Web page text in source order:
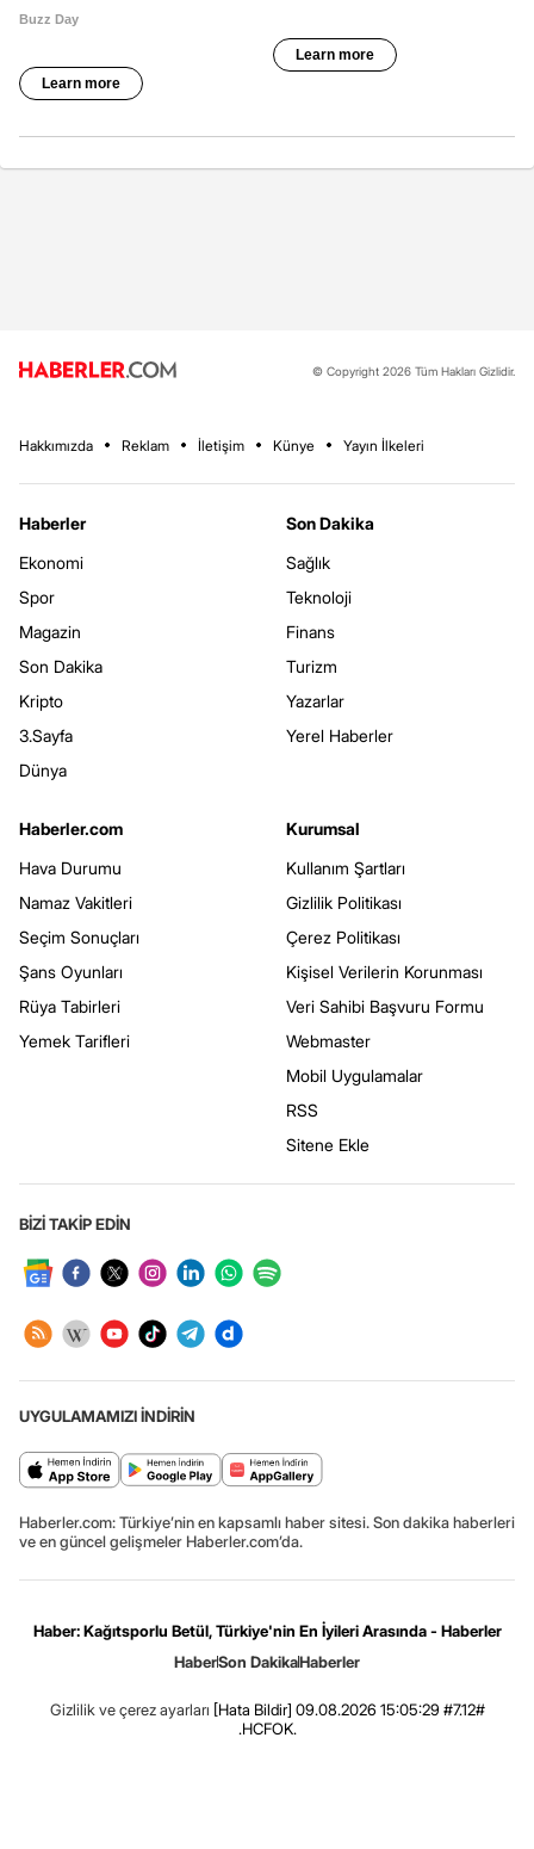
© Copyright 2026 Tüm Hakları Gizlidir.
Hakkımızda Reklam İletişim Künye Yayın İlkeleri
Haberler
Ekonomi
Spor
Magazin
Son Dakika
Kripto
3.Sayfa
Dünya
Son Dakika
Sağlık
Teknoloji
Finans
Turizm
Yazarlar
Yerel Haberler
Haberler.com
Hava Durumu
Namaz Vakitleri
Seçim Sonuçları
Şans Oyunları
Rüya Tabirleri
Yemek Tarifleri
Kurumsal
Kullanım Şartları
Gizlilik Politikası
Çerez Politikası
Kişisel Verilerin Korunması
Veri Sahibi Başvuru Formu
Webmaster
Mobil Uygulamalar
RSS
Sitene Ekle
BİZİ TAKİP EDİN
UYGULAMAMIZI İNDİRİN
Haberler.com: Türkiye’nin en kapsamlı haber sitesi. Son dakika haberleri
ve en güncel gelişmeler Haberler.com’da.
Haber: Kağıtsporlu Betül, Türkiye'nin En İyileri Arasında - Haberler
HaberSon DakikaHaberler
Gizlilik ve çerez ayarları [Hata Bildir] 09.08.2026 15:05:29 #7.12#
.HCFOK.